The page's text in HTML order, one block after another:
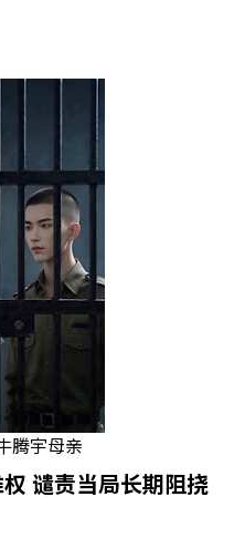
腾宇母亲
谴责当局长期阻挠